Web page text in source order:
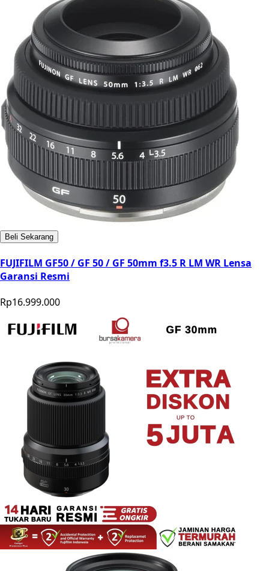
Beli Sekarang
FUJIFILM GF50 / GF 50 / GF 50mm f3.5 R LM WR Lensa
Garansi Resmi
Rp16.999.000